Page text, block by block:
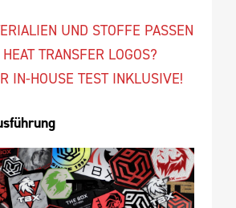
UND STOFFE PASSEN
TRANSFER LOGOS?
IN-HOUSE TEST INKLUSIVE!